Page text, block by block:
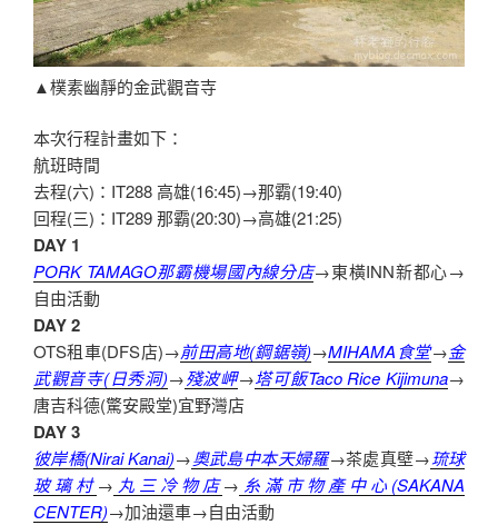
▲樸素幽靜的金武觀音寺
本次行程計畫如下：
航班時間
去程(六)：IT288 高雄(16:45)→那霸(19:40)
回程(三)：IT289 那霸(20:30)→高雄(21:25)
DAY 1
PORK TAMAGO那霸機場國內線分店→東橫INN新都心→
自由活動
DAY 2
OTS租車(DFS店)→前田高地(鋼鋸嶺)→MIHAMA食堂→金
武觀音寺(日秀洞)→殘波岬→塔可飯Taco Rice Kijimuna→
唐吉科德(驚安殿堂)宜野灣店
DAY 3
彼岸橋(Nirai Kanai)→奧武島中本天婦羅→茶處真壁→琉球
玻璃村→ 丸三冷物店→ 糸滿市物產中心(SAKANA
CENTER)→加油還車→自由活動